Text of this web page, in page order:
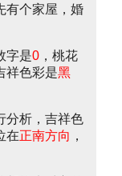
有个家屋，婚
字是0 ，桃花
祥色彩是黑
分析，吉祥色
在正南方向 ，